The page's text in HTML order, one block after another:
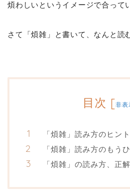
煩わしいというイメージで合って
さて「煩雑」と書いて、なんと読
目次 [非表
「煩雑」読み方のヒン
「煩雑」読み方のもう
「煩雑」の読み方、正